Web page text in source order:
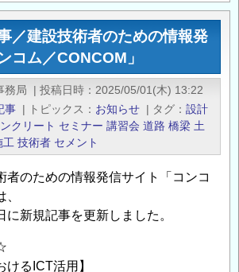
／建設技術者のための情報発
コム／CONCOM」
務局 | 投稿日時
2025/05/01(木) 13:22
事 | トピックス お知らせ | タグ
設計
クリート セミナー 講習会 道路 橋梁 土
工 技術者 セメント
者のための情報発信サイト「コンコ
、
に新規記事を更新しました。
けるICT活用】